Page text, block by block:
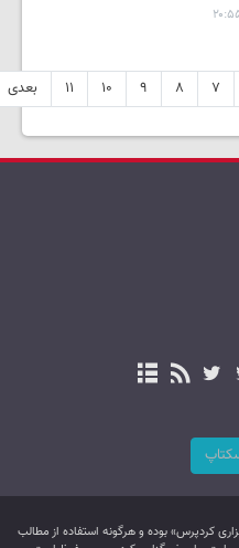
۷ ۸ ۹ ۱۰ ۱۱ بعدی
کردپرس» بوده و هرگونه استفاده از مطالب